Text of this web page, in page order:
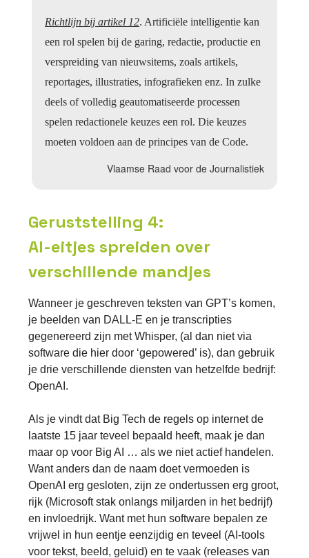
Richtlijn bij artikel 12. Artificiële intelligentie kan
een rol spelen bij de garing, redactie, productie en
verspreiding van nieuwsitems, zoals artikels,
reportages, illustraties, infografieken enz. In zulke
deels of volledig geautomatiseerde processen
spelen redactionele keuzes een rol. Die keuzes
moeten voldoen aan de principes van de Code.
Vlaamse Raad voor de Journalistiek
Geruststelling 4:
AI-eitjes spreiden over
verschillende mandjes
Wanneer je geschreven teksten van GPT’s komen,
je beelden van DALL-E en je transcripties
gegenereerd zijn met Whisper, (al dan niet via
software die hier door ‘gepowered’ is), dan gebruik
je drie verschillende diensten van hetzelfde bedrijf:
OpenAI.
Als je vindt dat Big Tech de regels op internet de
laatste 15 jaar teveel bepaald heeft, maak je dan
maar op voor Big AI … als we niet actief handelen.
Want anders dan de naam doet vermoeden is
OpenAI erg gesloten, zijn ze ondertussen erg groot,
rijk (Microsoft stak onlangs miljarden in het bedrijf)
en invloedrijk. Want met hun software bepalen ze
vrijwel in hun eentje eenzijdig en teveel (AI-tools
voor tekst, beeld, geluid) en te vaak (releases van